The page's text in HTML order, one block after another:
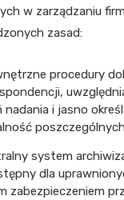
w zarządzaniu
zasad:
procedury
i jasno
system
dla
zabezpieczeniem